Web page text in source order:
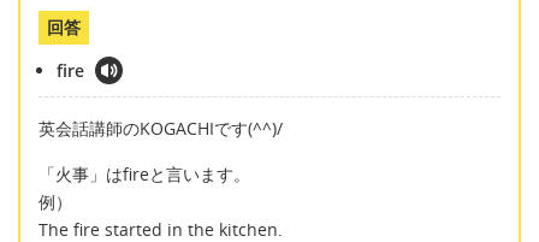
回答
fire
英会話講師のKOGACHIです(^^)/
「火事」はfireと言います。
例）
The fire started in the kitchen.